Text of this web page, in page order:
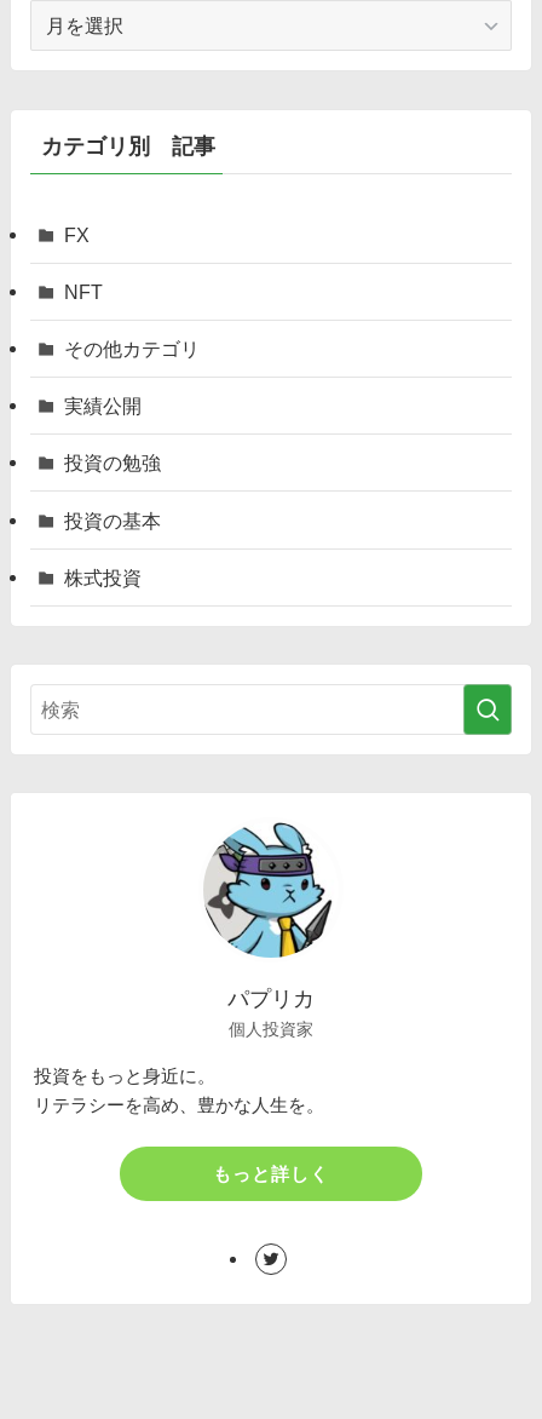
記
カテゴリ別 記事
FX
NFT
その他カテゴリ
実績公開
投資の勉強
投資の基本
株式投資
パプリカ
個人投資家
投資をもっと身近に。
リテラシーを高め、豊かな人生を。
もっと詳しく